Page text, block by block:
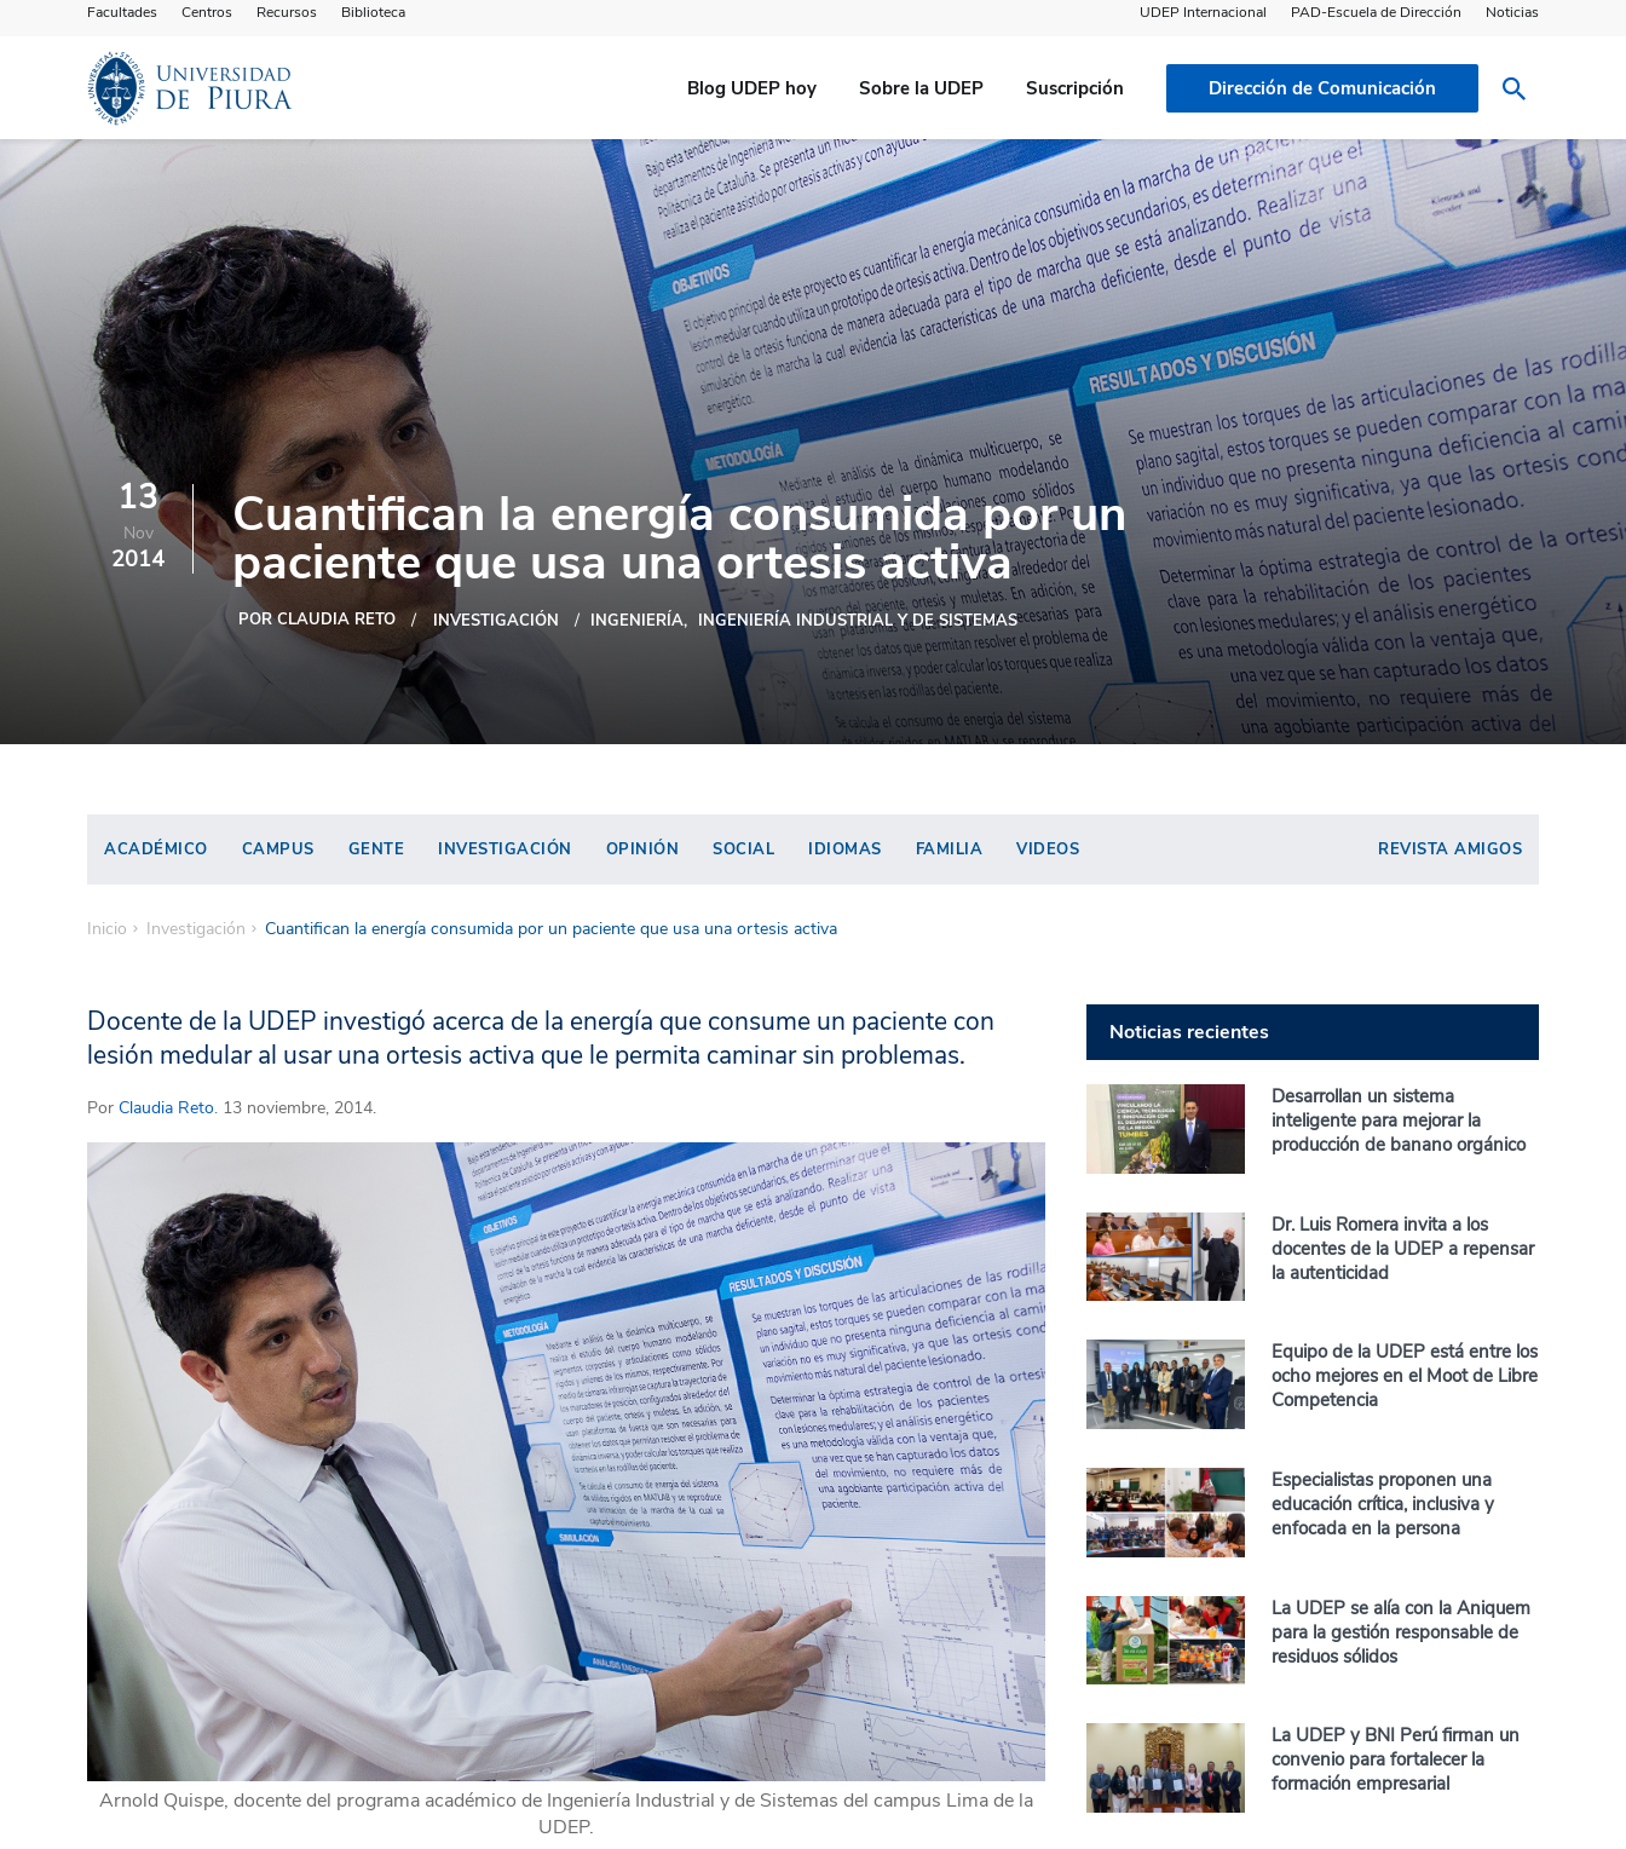
Facultades Centros Recursos Biblioteca UDEP Internacional PAD-Escuela de Dirección Noticias
Blog UDEP hoy Sobre la UDEP Suscripción Dirección de Comunicación
13
Nov
2014
Cuantifican la energía consumida por un
paciente que usa una ortesis activa
POR CLAUDIA RETO INVESTIGACIÓN INGENIERÍA INGENIERÍA INDUSTRIAL Y DE SISTEMAS
ACADÉMICO CAMPUS GENTE INVESTIGACIÓN OPINIÓN SOCIAL IDIOMAS FAMILIA VIDEOS REVISTA AMIGOS
Inicio Investigación Cuantifican la energía consumida por un paciente que usa una ortesis activa
Docente de la UDEP investigó acerca de la energía que consume un paciente con
lesión medular al usar una ortesis activa que le permita caminar sin problemas.
Por Claudia Reto. 13 noviembre, 2014.
Arnold Quispe, docente del programa académico de Ingeniería Industrial y de Sistemas del campus Lima de la
UDEP.
Noticias recientes
Desarrollan un sistema
inteligente para mejorar la
producción de banano orgánico
Dr. Luis Romera invita a los
docentes de la UDEP a repensar
la autenticidad
Equipo de la UDEP está entre los
ocho mejores en el Moot de Libre
Competencia
Especialistas proponen una
educación crítica, inclusiva y
enfocada en la persona
La UDEP se alía con la Aniquem
para la gestión responsable de
residuos sólidos
La UDEP y BNI Perú firman un
convenio para fortalecer la
formación empresarial